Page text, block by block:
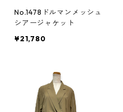
No.1478ドルマンメッシュ
シアージャケット
¥21,780